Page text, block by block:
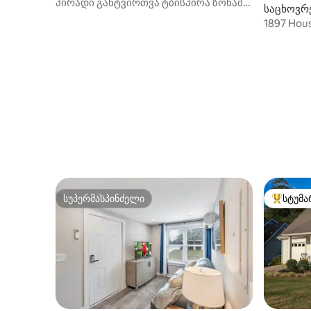
1897
სუპერმასპინძელი
სუპერმასპინძელი